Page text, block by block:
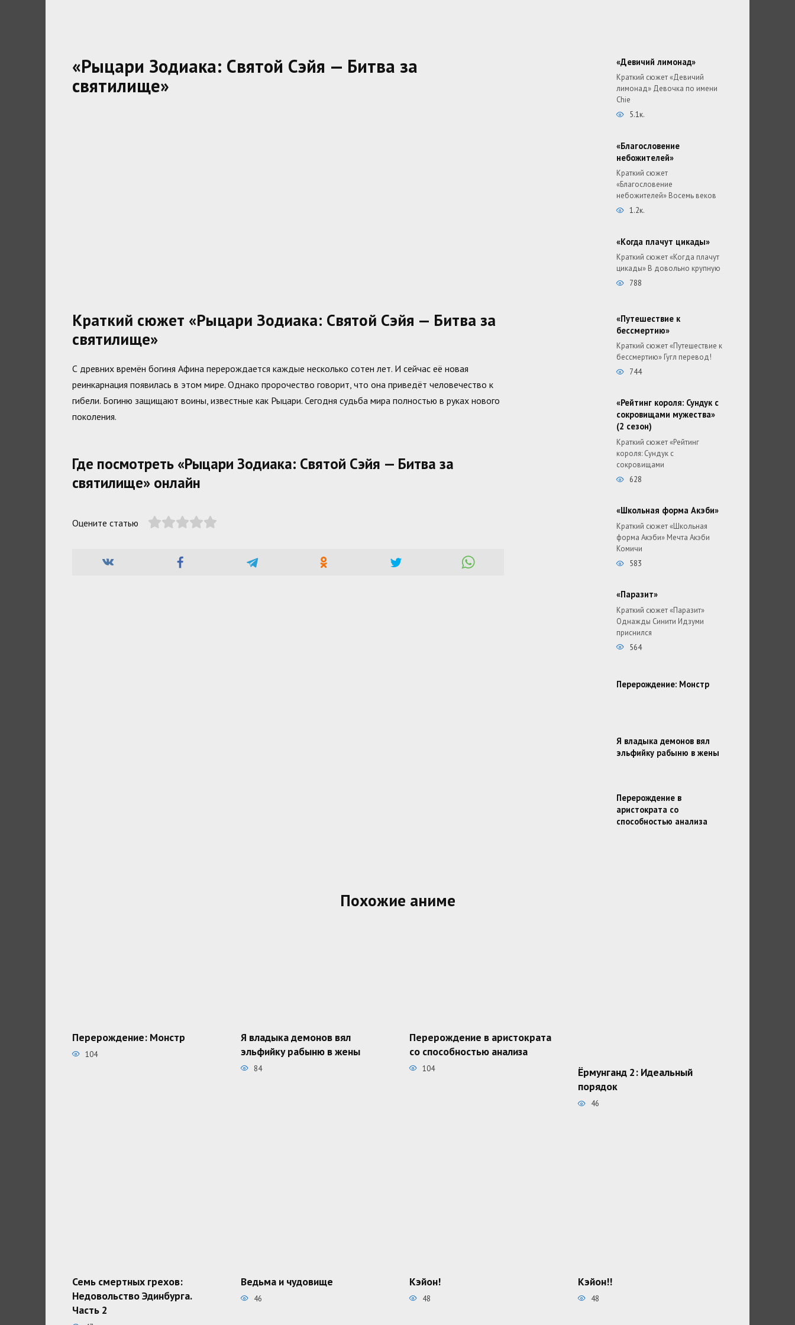
«Рыцари Зодиака: Святой Сэйя — Битва за
святилище»
Краткий сюжет «Рыцари Зодиака: Святой Сэйя — Битва за
святилище»
С древних времён богиня Афина перерождается каждые несколько сотен лет. И сейчас её новая
реинкарнация появилась в этом мире. Однако пророчество говорит, что она приведёт человечество к
гибели. Богиню защищают воины, известные как Рыцари. Сегодня судьба мира полностью в руках нового
поколения.
Где посмотреть «Рыцари Зодиака: Святой Сэйя — Битва за
святилище» онлайн
Оцените статью
«Девичий лимонад»
Краткий сюжет «Девичий
лимонад» Девочка по имени
Chie
5.1к.
«Благословение
небожителей»
Краткий сюжет
«Благословение
небожителей» Восемь веков
1.2к.
«Когда плачут цикады»
Краткий сюжет «Когда плачут
цикады» В довольно крупную
788
«Путешествие к
бессмертию»
Краткий сюжет «Путешествие к
бессмертию» Гугл перевод!
744
«Рейтинг короля: Сундук с
сокровищами мужества»
(2 сезон)
Краткий сюжет «Рейтинг
короля: Сундук с
сокровищами
628
«Школьная форма Акэби»
Краткий сюжет «Школьная
форма Акэби» Мечта Акэби
Комичи
583
«Паразит»
Краткий сюжет «Паразит»
Однажды Синити Идзуми
приснился
564
Перерождение: Монстр
Я владыка демонов вял
эльфийку рабыню в жены
Перерождение в
аристократа со
способностью анализа
Похожие аниме
Перерождение: Монстр
104
Я владыка демонов вял
эльфийку рабыню в жены
84
Перерождение в аристократа
со способностью анализа
104
Ёрмунганд 2: Идеальный
порядок
46
Семь смертных грехов:
Недовольство Эдинбурга.
Часть 2
Ведьма и чудовище
46
Кэйон!
48
Кэйон!!
48